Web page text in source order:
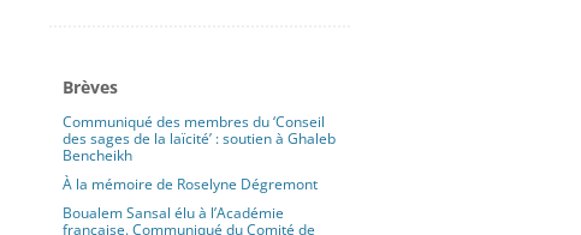
Brèves
Communiqué des membres du ‘Conseil
des sages de la laïcité’ : soutien à Ghaleb
Bencheikh
À la mémoire de Roselyne Dégremont
Boualem Sansal élu à l’Académie
française. Communiqué du Comité de